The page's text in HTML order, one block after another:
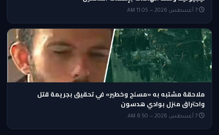
ملاحقة مشتبه به «مسلح وخطير» في تحقيق بجريمة قتل
واحتراق منزل بوادي هدسون